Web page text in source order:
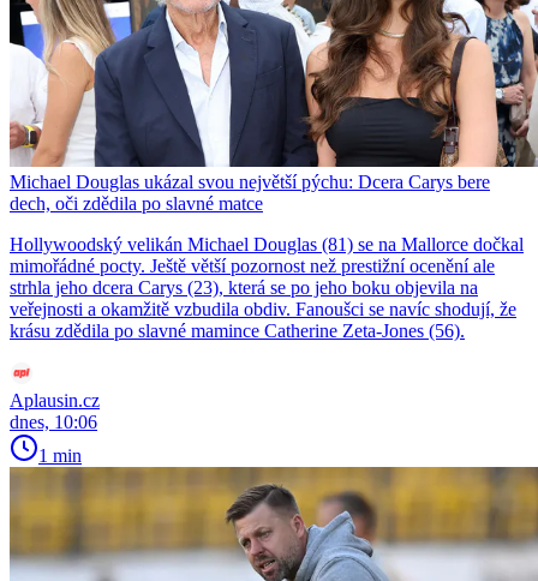
Michael Douglas ukázal svou největší pýchu: Dcera Carys bere
dech, oči zdědila po slavné matce
Hollywoodský velikán Michael Douglas (81) se na Mallorce dočkal
mimořádné pocty. Ještě větší pozornost než prestižní ocenění ale
strhla jeho dcera Carys (23), která se po jeho boku objevila na
veřejnosti a okamžitě vzbudila obdiv. Fanoušci se navíc shodují, že
krásu zdědila po slavné mamince Catherine Zeta-Jones (56).
Aplausin.cz
dnes, 10:06
1 min